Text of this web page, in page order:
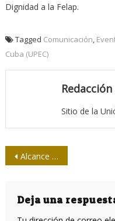
Dignidad a la Felap.
Tagged Comunicación,
Cuba (UPEC)
Sitio de la
Navegación
entradas
Alcance real de restricciones impuestas por Trump será limitado, pronostica economista cubano
Deja una